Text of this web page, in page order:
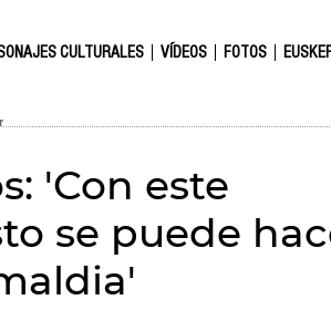
CULTURALES VÍDEOS FOTOS
'Con este
se puede